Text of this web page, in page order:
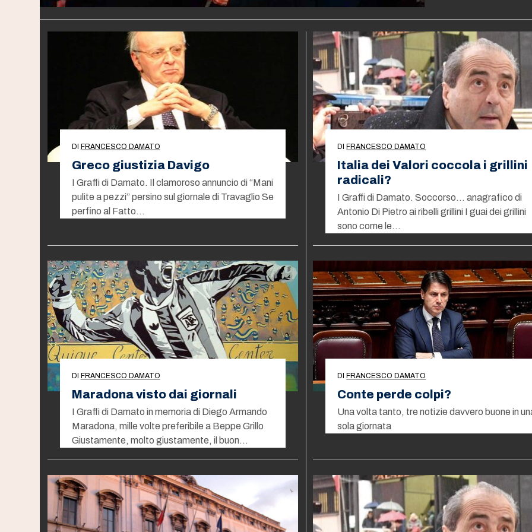
DI FRANCESCO DAMATO
Greco giustizia Davigo
I Graffi di Damato. Il clamoroso annuncio di “Mani
pulite a pezzi” persino sul giornale di Travaglio Se
perfino al Fatto…
DIFRANCESCO DAMATO
Italia dei Valori coccola i grillini
radicali?
I Graffi di Damato. Soccorso… anagrafico di
Antonio Di Pietro ai ribelli grillini I guai dei grillini
sono come le…
DI FRANCESCO DAMATO
Maradona visto dai giornali
I Graffi di Damato in memoria di Diego Armando
Maradona, mille volte preferibile a Beppe Grillo
Giustamente, molto giustamente, il buon…
DIFRANCESCO DAMATO
Conte perde colpi?
Una volta tanto, tre notizie davvero buone in
sola giornata